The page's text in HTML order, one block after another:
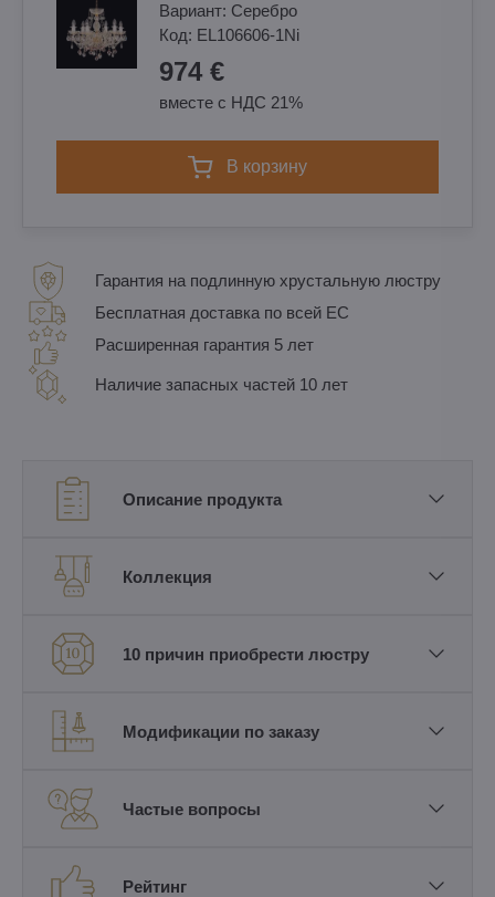
Вариант: Cеребро
Код: EL106606-1Ni
974 €
вместе с НДС 21%
в корзину
Гарантия на подлинную хрустальную люстру
Бесплатная доставка по всей ЕС
Расширенная гарантия 5 лет
Наличие запасных частей 10 лет
Описание продукта
Коллекция
10 причин приобрести люстру
Модификации по заказу
Частые вопросы
Рейтинг